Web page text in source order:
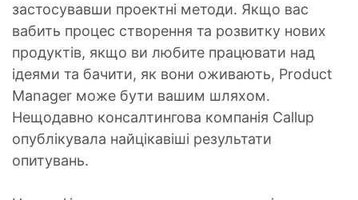
застосувавши проектні методи. Якщо вас
вабить процес створення та розвитку нових
продуктів, якщо ви любите працювати над
ідеями та бачити, як вони оживають, Product
Manager може бути вашим шляхом.
Нещодавно консалтингова компанія Callup
опублікувала найцікавіші результати
опитувань.